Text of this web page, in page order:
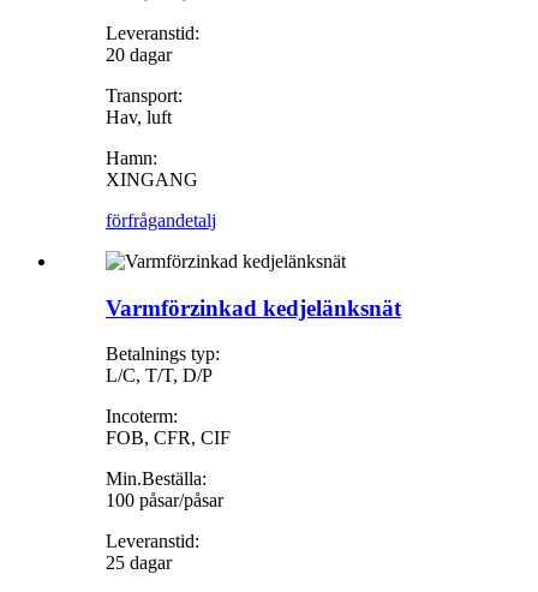
Leveranstid:
20 dagar
Transport:
Hav, luft
Hamn:
XINGANG
förfrågandetalj
Varmförzinkad kedjelänksnät
Betalnings typ:
L/C, T/T, D/P
Incoterm:
FOB, CFR, CIF
Min.Beställa:
100 påsar/påsar
Leveranstid:
25 dagar